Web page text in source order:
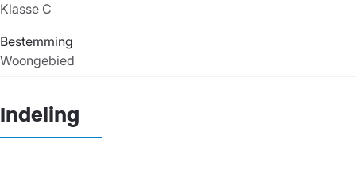
Klasse C
Bestemming
Woongebied
Indeling